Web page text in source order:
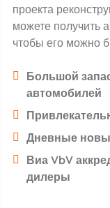
проекта
можете получить
чтобы его можно
Большой
автомобилей
Дневные
Виа VbV
дилеры